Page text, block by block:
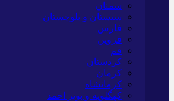
سمنان
سیستان و بلوچستان
فارس
قزوین
قم
کردستان
کرمان
کرمانشاه
کهگلویه و بویر احمد